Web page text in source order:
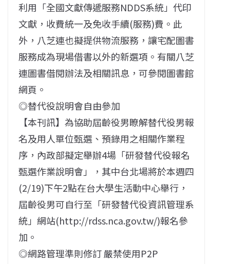
利用「全國文獻傳遞服務NDDS系統」代印
文獻，收費統一及免收手續(服務)費。此
外，八芝連也擬提供物流服務，讓宅配圖書
服務成為現場借書以外的新選項。有關八芝
連圖書借閱辦法及相關訊息，可參閱圖書館
網頁。
◎替代役說明會自由參加
【本刊訊】為協助屆齡役男瞭解替代役男報
名及用人單位甄選、預錄用之相關作業程
序，內政部擬定舉辦4場「研發替代役報名
甄選作業說明會」，其中台北場將於本週四
(2/19)下午2點在台大學生活動中心舉行，
屆齡役男可自行至「研發替代役資訊管理系
統」網站(http://rdss.nca.gov.tw/)報名參
加。
◎網路管理準則修訂 嚴禁使用P2P